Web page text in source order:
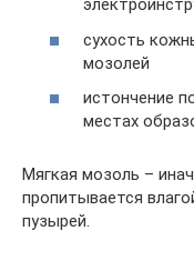
сухость
мозолей
истончение
местах
Мягкая мозоль –
пропитывается
пузырей.